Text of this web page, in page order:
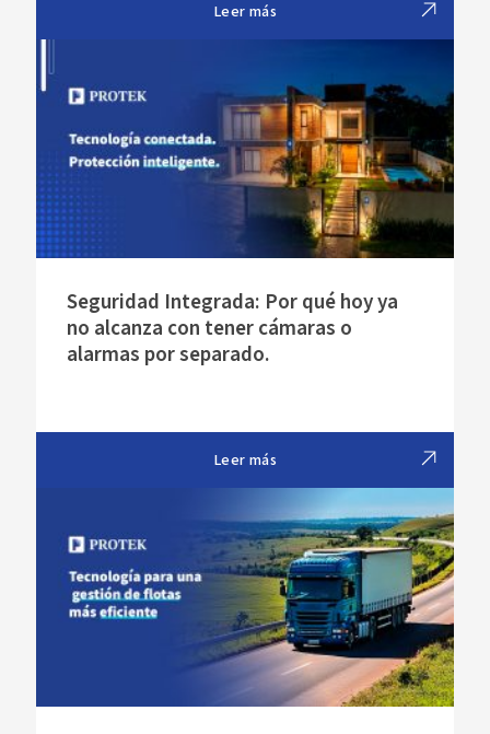
Leer más
Seguridad Integrada: Por qué hoy ya
no alcanza con tener cámaras o
alarmas por separado.
Leer más